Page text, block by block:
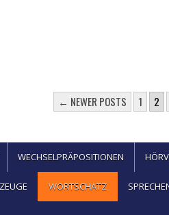
BEITRÄGE
← NEWER POSTS 1 2
WECHSELPRÄPOSITIONEN
WORTSCHATZ